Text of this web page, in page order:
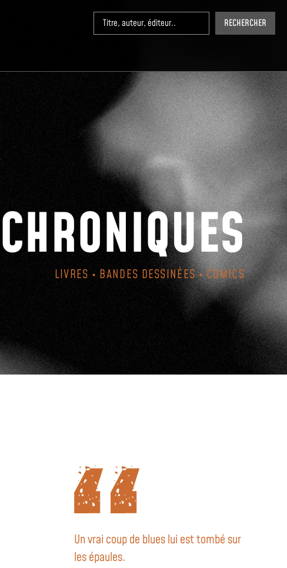
RECHERCHER
CHRONIQUES
LIVRES • BANDES DESSINÉES • COMICS
Un vrai coup de blues lui est tombé sur
les épaules.